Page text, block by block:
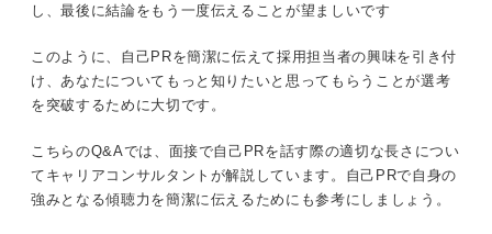
し、最後に結論をもう一度伝えることが望ましいです
このように、自己PRを簡潔に伝えて採用担当者の興味を引き付
け、あなたについてもっと知りたいと思ってもらうことが選考
を突破するために大切です。
こちらのQ&Aでは、面接で自己PRを話す際の適切な長さについ
てキャリアコンサルタントが解説しています。自己PRで自身の
強みとなる傾聴力を簡潔に伝えるためにも参考にしましょう。